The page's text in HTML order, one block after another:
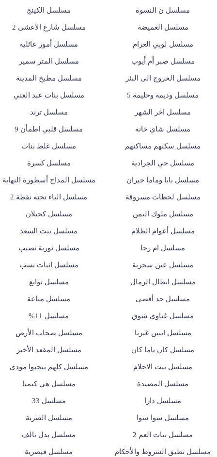
مسلسل ن النسوة مسلسل الكينج
مسلسل الغميضة مسلسل شارع الأعشى 2
مسلسل لوبي الغرام مسلسل أمور عائلية
مسلسل صبر أم أيوب مسلسل المتر سمير
مسلسل الخروج الى البئر مسلسل مطبخ المدينة
مسلسل وديمة وحليمة 5 مسلسل بنات عبد الغني
مسلسل اخر الشهر مسلسل ترند
مسلسل شاي خانه مسلسل قلبي اطمأن 9
مسلسل سكنهم مساكنهم مسلسل غلط بنات
مسلسل حي الجرادية مسلسل كسرة
مسلسل بابا وماما جيران مسلسل المداح أسطورة النهاية
مسلسل لحظات مسروقة مسلسل الباء تحته نقطة 2
مسلسل ملوك اليمن مسلسل كحيلان
مسلسل أعوام الظلام مسلسل بيت السعد
مسلسل ام رجا مسلسل نورية نصيب
مسلسل عين سحرية مسلسل اثبات نسب
مسلسل ابطال الرمال مسلسل توابع
مسلسل حد أقصى مسلسل مناعة
مسلسل غناوي شوق مسلسل 11%
مسلسل اتنين غيرنا مسلسل صحاب الأرض
مسلسل كان ياما كان مسلسل المقعد الأخير
مسلسل بيت الاحلام مسلسل كلهم بيحبوا مودي
مسلسل المصيدة مسلسل هي كيميا
مسلسل دارا مسلسل 33
مسلسل سوا سوا مسلسل الضربة
مسلسل بنات العم 2 مسلسل بدل تالف
مسلسل تطبق الشروط والأحكام مسلسل قيصرية